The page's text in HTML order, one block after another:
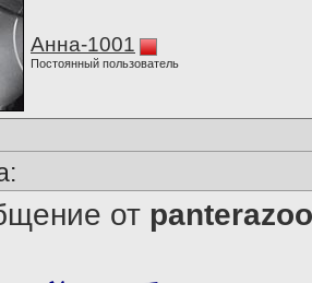
Анна-1001
Постоянный пользователь
от